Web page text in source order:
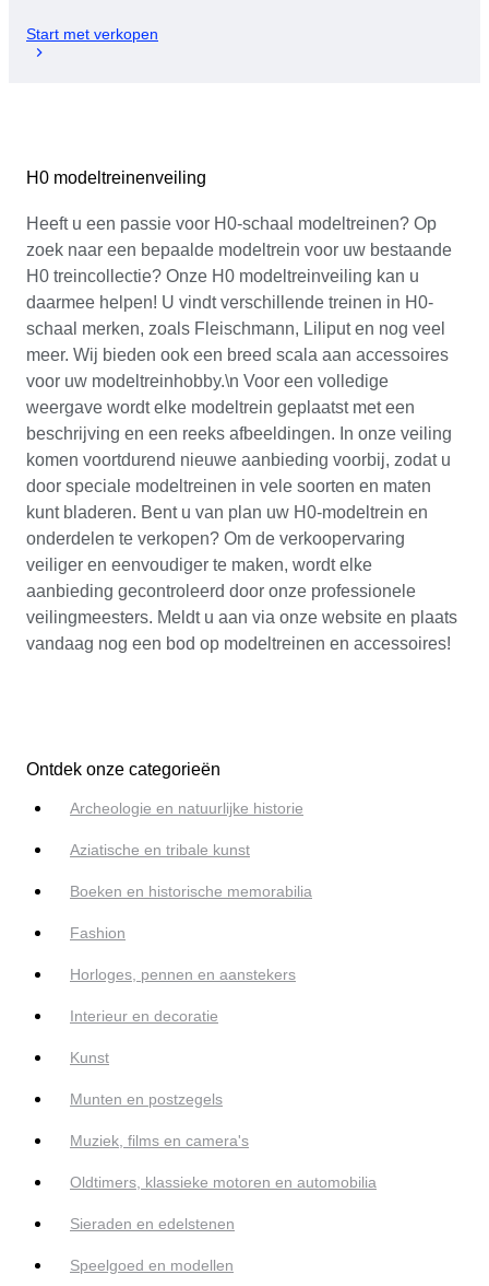
Start met verkopen
H0 modeltreinenveiling
Heeft u een passie voor H0-schaal modeltreinen? Op
zoek naar een bepaalde modeltrein voor uw bestaande
H0 treincollectie? Onze H0 modeltreinveiling kan u
daarmee helpen! U vindt verschillende treinen in H0-
schaal merken, zoals Fleischmann, Liliput en nog veel
meer. Wij bieden ook een breed scala aan accessoires
voor uw modeltreinhobby.\n Voor een volledige
weergave wordt elke modeltrein geplaatst met een
beschrijving en een reeks afbeeldingen. In onze veiling
komen voortdurend nieuwe aanbieding voorbij, zodat u
door speciale modeltreinen in vele soorten en maten
kunt bladeren. Bent u van plan uw H0-modeltrein en
onderdelen te verkopen? Om de verkoopervaring
veiliger en eenvoudiger te maken, wordt elke
aanbieding gecontroleerd door onze professionele
veilingmeesters. Meldt u aan via onze website en plaats
vandaag nog een bod op modeltreinen en accessoires!
Ontdek onze categorieën
Archeologie en natuurlijke historie
Aziatische en tribale kunst
Boeken en historische memorabilia
Fashion
Horloges, pennen en aanstekers
Interieur en decoratie
Kunst
Munten en postzegels
Muziek, films en camera's
Oldtimers, klassieke motoren en automobilia
Sieraden en edelstenen
Speelgoed en modellen